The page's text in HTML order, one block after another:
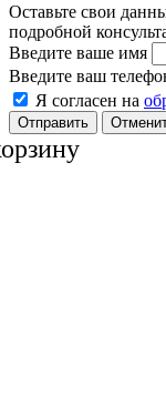
Оставьте свои
подробной
Введите ваше имя
Введите ваш
Я согласен на